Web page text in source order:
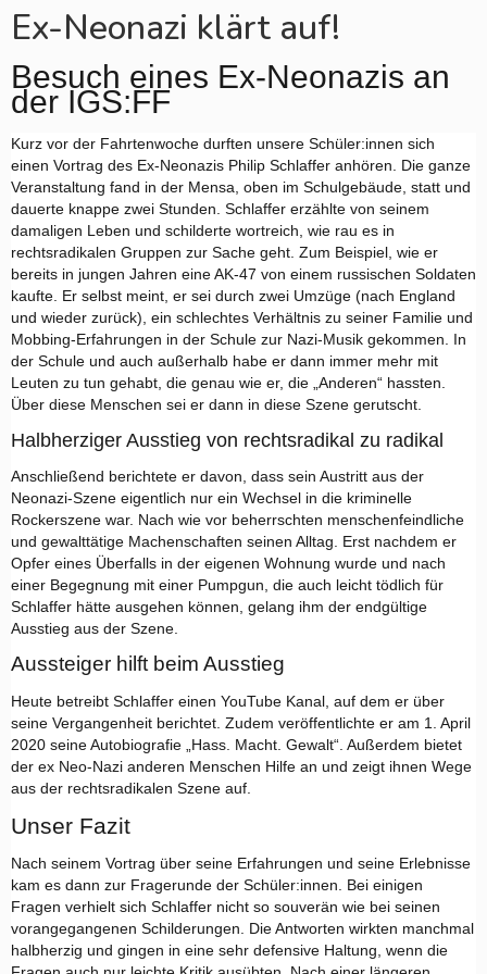
Ex-Neonazi klärt auf!
Besuch eines Ex-Neonazis an
der IGS:FF
Kurz vor der Fahrtenwoche durften unsere Schüler:innen sich
einen Vortrag des Ex-Neonazis Philip Schlaffer anhören. Die ganze
Veranstaltung fand in der Mensa, oben im Schulgebäude, statt und
dauerte knappe zwei Stunden. Schlaffer erzählte von seinem
damaligen Leben und schilderte wortreich, wie rau es in
rechtsradikalen Gruppen zur Sache geht. Zum Beispiel, wie er
bereits in jungen Jahren eine AK-47 von einem russischen Soldaten
kaufte. Er selbst meint, er sei durch zwei Umzüge (nach England
und wieder zurück), ein schlechtes Verhältnis zu seiner Familie und
Mobbing-Erfahrungen in der Schule zur Nazi-Musik gekommen. In
der Schule und auch außerhalb habe er dann immer mehr mit
Leuten zu tun gehabt, die genau wie er, die „Anderen“ hassten.
Über diese Menschen sei er dann in diese Szene gerutscht.
Halbherziger Ausstieg von rechtsradikal zu radikal
Anschließend berichtete er davon, dass sein Austritt aus der
Neonazi-Szene eigentlich nur ein Wechsel in die kriminelle
Rockerszene war. Nach wie vor beherrschten menschenfeindliche
und gewalttätige Machenschaften seinen Alltag. Erst nachdem er
Opfer eines Überfalls in der eigenen Wohnung wurde und nach
einer Begegnung mit einer Pumpgun, die auch leicht tödlich für
Schlaffer hätte ausgehen können, gelang ihm der endgültige
Ausstieg aus der Szene.
Aussteiger hilft beim Ausstieg
Heute betreibt Schlaffer einen YouTube Kanal, auf dem er über
seine Vergangenheit berichtet. Zudem veröffentlichte er am 1. April
2020 seine Autobiografie „Hass. Macht. Gewalt“. Außerdem bietet
der ex Neo-Nazi anderen Menschen Hilfe an und zeigt ihnen Wege
aus der rechtsradikalen Szene auf.
Unser Fazit
Nach seinem Vortrag über seine Erfahrungen und seine Erlebnisse
kam es dann zur Fragerunde der Schüler:innen. Bei einigen
Fragen verhielt sich Schlaffer nicht so souverän wie bei seinen
vorangegangenen Schilderungen. Die Antworten wirkten manchmal
halbherzig und gingen in eine sehr defensive Haltung, wenn die